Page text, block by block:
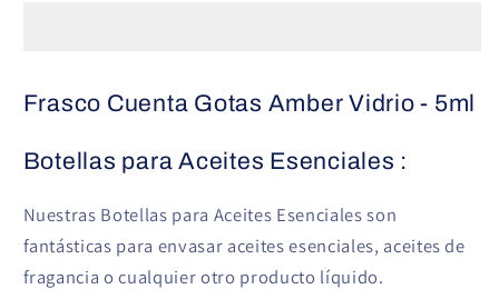
5ml
5ml
Frasco Cuenta Gotas Amber Vidrio - 5ml
Botellas para Aceites Esenciales :
Nuestras Botellas para Aceites Esenciales son
fantásticas para envasar aceites esenciales, aceites de
fragancia o cualquier otro producto líquido.